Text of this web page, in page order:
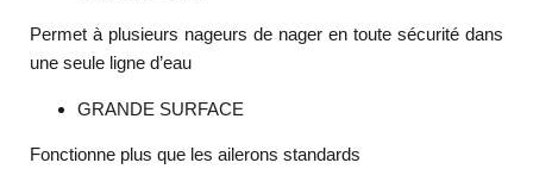
Permet à plusieurs nageurs de nager en toute sécurité dans
une seule ligne d’eau
GRANDE SURFACE
Fonctionne plus que les ailerons standards